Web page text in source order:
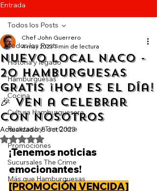
Entrada
Todos los Posts
Historia y legado
Hamburguesas
Cocina
Cultura Hamburguesera
Recetas by The Crime
Promociones
Sucursales The Crime
Más que Hamburguesas
Todos los Posts
NUEVO LOCAL NACO -
20 HAMBURGUESAS
GRATIS ¡Hoy es el día!
🎉 Ven a celebrar
con nosotros
Chef John Guerrero
4 may 20231 min de lectura
Actualizado:8 oct 2023
Obtuvo NaN de 5 estrellas.
¡Tenemos noticias
emocionantes!
[PROMOCIÓN VENCIDA]